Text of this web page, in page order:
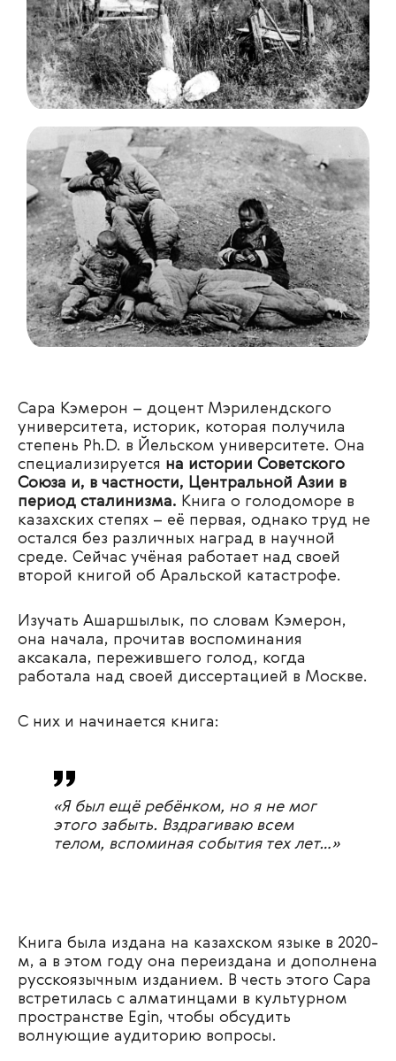
Сара Кэмерон – доцент Мэрилендского
университета, историк, которая получила
степень Ph.D. в Йельском университете. Она
специализируется на истории Советского
Союза и, в частности, Центральной Азии в
период сталинизма. Книга о голодоморе в
казахских степях – её первая, однако труд не
остался без различных наград в научной
среде. Сейчас учёная работает над своей
второй книгой об Аральской катастрофе.
Изучать Ашаршылык, по словам Кэмерон,
она начала, прочитав воспоминания
аксакала, пережившего голод, когда
работала над своей диссертацией в Москве.
С них и начинается книга:
«Я был ещё ребёнком, но я не мог
этого забыть. Вздрагиваю всем
телом, вспоминая события тех лет…»
Книга была издана на казахском языке в 2020-
м, а в этом году она переиздана и дополнена
русскоязычным изданием. В честь этого Сара
встретилась с алматинцами в культурном
пространстве Egin, чтобы обсудить
волнующие аудиторию вопросы.